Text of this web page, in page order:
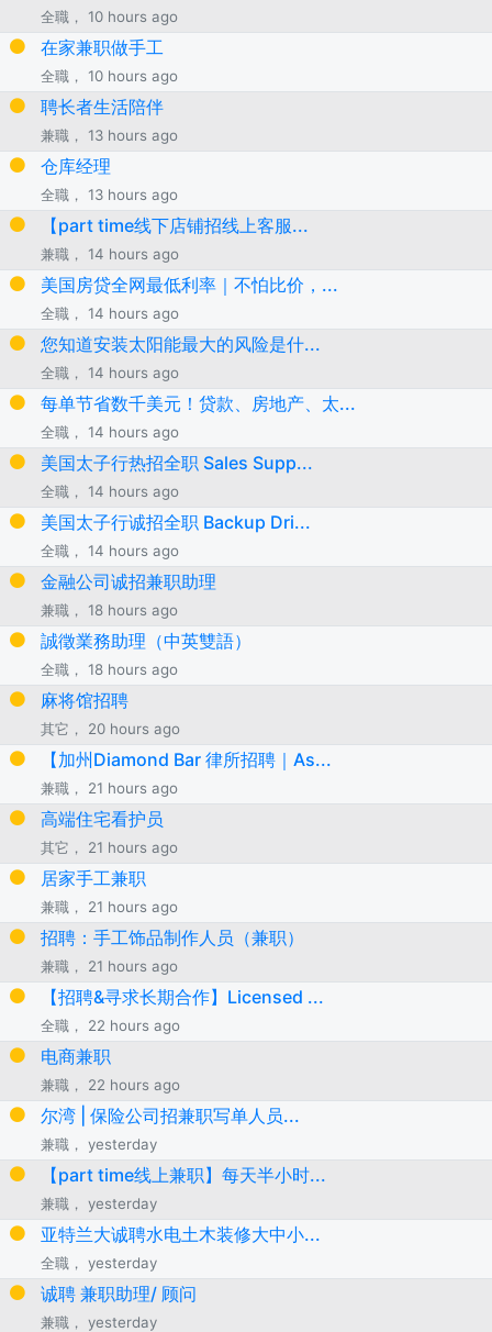
全職， 10 hours ago
在家兼职做手工
全職， 10 hours ago
聘长者生活陪伴
兼職， 13 hours ago
仓库经理
全職， 13 hours ago
【part time线下店铺招线上客服...
兼職， 14 hours ago
美国房贷全网最低利率｜不怕比价，...
全職， 14 hours ago
您知道安装太阳能最大的风险是什...
全職， 14 hours ago
每单节省数千美元！贷款、房地产、太...
全職， 14 hours ago
美国太子行热招全职 Sales Supp...
全職， 14 hours ago
美国太子行诚招全职 Backup Dri...
全職， 14 hours ago
金融公司诚招兼职助理
兼職， 18 hours ago
誠徵業務助理（中英雙語）
全職， 18 hours ago
麻将馆招聘
其它， 20 hours ago
【加州Diamond Bar 律所招聘｜As...
兼職， 21 hours ago
高端住宅看护员
其它， 21 hours ago
居家手工兼职
兼職， 21 hours ago
招聘：手工饰品制作人员（兼职）
兼職， 21 hours ago
【招聘&寻求长期合作】Licensed ...
全職， 22 hours ago
电商兼职
兼職， 22 hours ago
尔湾 | 保险公司招兼职写单人员...
兼職， yesterday
【part time线上兼职】每天半小时...
兼職， yesterday
亚特兰大诚聘水电土木装修大中小...
全職， yesterday
诚聘 兼职助理/ 顾问
兼職， yesterday